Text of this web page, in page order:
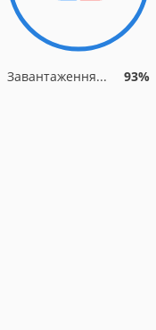
Завантаження... 93%